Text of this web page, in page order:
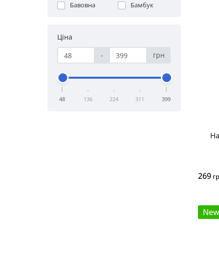
Бавовна Бамбук
Ціна
-
грн
48 136 224 311 399
269
New